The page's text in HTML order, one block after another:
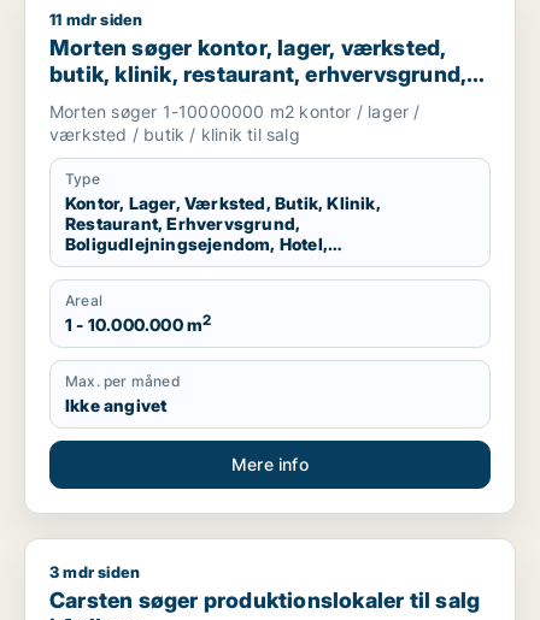
Morten søger kontor, lager, værksted, butik, klinik,
11 mdr siden
Morten søger kontor, lager, værksted,
butik, klinik, restaurant, erhvervsgrund,
boligudlejningsejendom, hotel eller
produktionslokaler til salg i Region
Nordjylland
Morten søger 1-10000000 m2 kontor / lager /
værksted / butik / klinik til salg
Type
Kontor, Lager, Værksted, Butik, Klinik,
Restaurant, Erhvervsgrund,
Boligudlejningsejendom, Hotel,
Produktionslokaler
Areal
1 - 10.000.000 m2
Max. per måned
Ikke angivet
Mere info
Carsten søger produktionslokaler til salg i Aalborg
3 mdr siden
Carsten søger produktionslokaler til salg